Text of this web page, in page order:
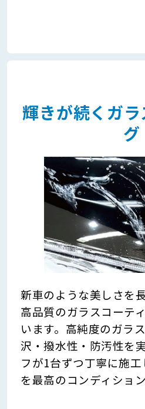
輝きが続くガ
グ
新車のような美しさを
高品質のガラスコーテ
います。高純度のガラ
沢・撥水性・防汚性を
フが1台ずつ丁寧に施
を最高のコンディショ